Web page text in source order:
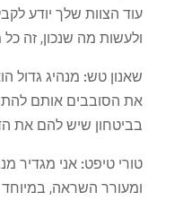
עוד הצוות שלך יודע
ולעשות מה שנכון, זה
שאנון טש: מנהיג גדול
את הסובבים אותם
בביטחון שיש להם את
טורי טיפט: אני מגדיר
ומעורר השראה,